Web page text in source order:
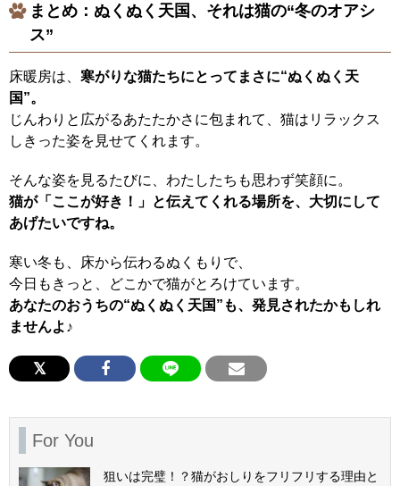
まとめ：ぬくぬく天国、それは猫の“冬のオアシ
ス”
床暖房は、 寒がりな猫たちにとってまさに“ぬくぬく天
国”。
じんわりと広がるあたたかさに包まれて、猫はリラックス
しきった姿を見せてくれます。
そんな姿を見るたびに、わたしたちも思わず笑顔に。
猫が「ここが好き！」と伝えてくれる場所を、大切にして
あげたいですね。
寒い冬も、床から伝わるぬくもりで、
今日もきっと、どこかで猫がとろけています。
あなたのおうちの“ぬくぬく天国”も、発見されたかもしれ
ませんよ♪
For You
狙いは完璧！？猫がおしりをフリフリする理由と